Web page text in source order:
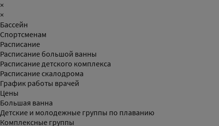
×
×
Бассейн
Спортсменам
Расписание
Расписание большой ванны
Расписание детского комплекса
Расписание скалодрома
График работы врачей
Цены
Большая ванна
Детские и молодежные группы по плаванию
Комплексные группы